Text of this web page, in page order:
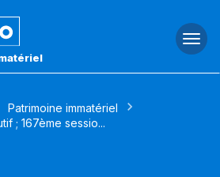
Patrimoine immatériel
; 167ème sessio...